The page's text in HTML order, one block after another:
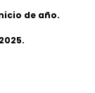
de año.